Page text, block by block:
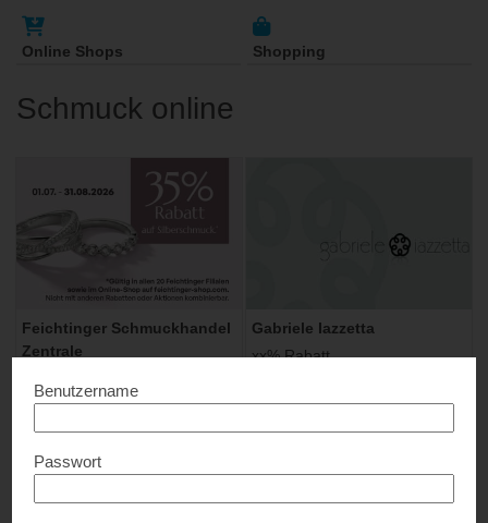
Online Shops Shopping
Schmuck online
Feichtinger Schmuckhandel
Zentrale
Zu den Filialen
Gabriele Iazzetta
xx% Rabatt...
Benutzername
Passwort